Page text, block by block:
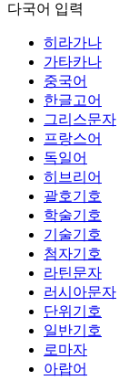
다국어 입력
히라가나
가타카나
중국어
한글고어
그리스문자
프랑스어
독일어
히브리어
괄호기호
학술기호
기술기호
첨자기호
라틴문자
러시아문자
단위기호
일반기호
로마자
아랍어